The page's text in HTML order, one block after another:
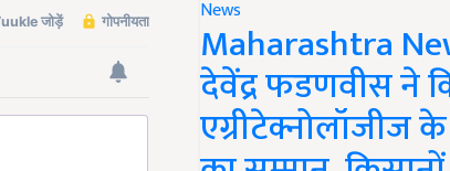
News
Maharashtra
देवेंद्र फडणवीस ने
एग्रीटेक्नोलॉजीज